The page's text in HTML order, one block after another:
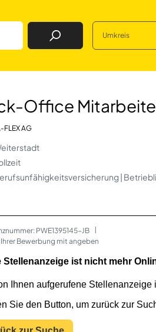
Job Finden Umkreis
(m/w/
Office
FLEX AG
|
PWE1395145-JB
Bewerbung mit angeben